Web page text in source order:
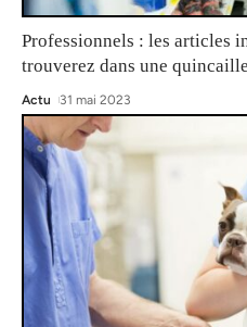
Professionnels : les articles
trouverez dans une
Actu 31 mai 2023